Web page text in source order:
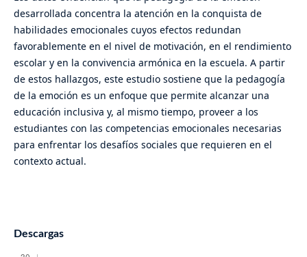
desarrollada concentra la atención en la conquista de
habilidades emocionales cuyos efectos redundan
favorablemente en el nivel de motivación, en el rendimiento
escolar y en la convivencia armónica en la escuela. A partir
de estos hallazgos, este estudio sostiene que la pedagogía
de la emoción es un enfoque que permite alcanzar una
educación inclusiva y, al mismo tiempo, proveer a los
estudiantes con las competencias emocionales necesarias
para enfrentar los desafíos sociales que requieren en el
contexto actual.
Descargas